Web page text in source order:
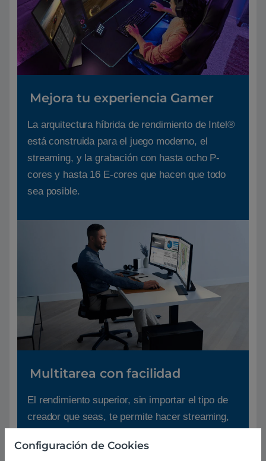
Mejora tu experiencia Gamer
La arquitectura híbrida de rendimiento de Intel®
está construida para el juego moderno, el
streaming, y la grabación con hasta ocho P-
cores y hasta 16 E-cores que hacen que todo
sea posible.
Multitarea con facilidad
El rendimiento superior, sin importar el tipo de
creador que seas, te permite hacer streaming,
simplemente encargarte de los negocios.
Configuración de Cookies